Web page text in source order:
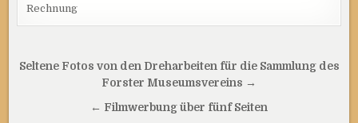
Rechnung
Beitragsnavigation
Seltene Fotos von den Dreharbeiten für die Sammlung des
Forster Museumsvereins →
← Filmwerbung über fünf Seiten